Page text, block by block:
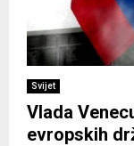
Svijet
Vlada
evropskih